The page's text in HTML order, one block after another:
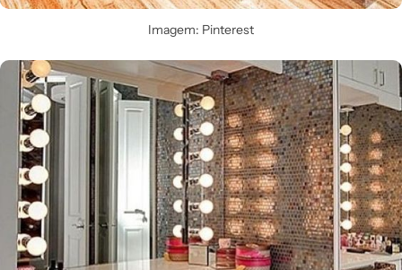
Imagem: Pinterest